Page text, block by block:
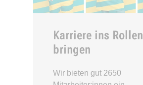
Karriere ins Rollen
bringen
Wir bieten gut 2650